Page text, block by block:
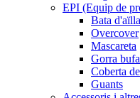
EPI (Equip de
Bata
Overcover
Mascareta
Gorra
Coberta
Guants